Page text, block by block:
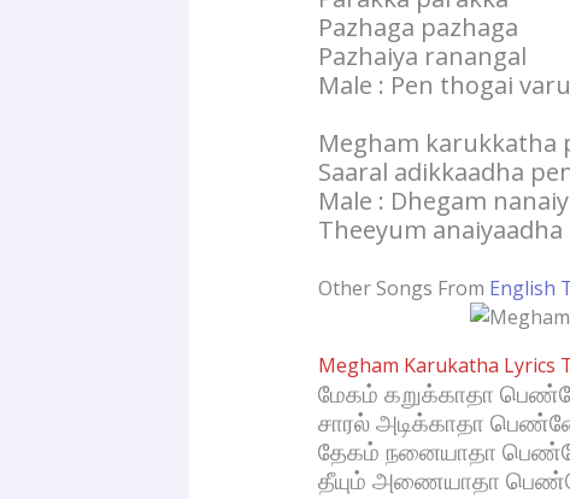
Pazhaga pazhaga
Pazhaiya ranangal
Male : Pen thogai
Megham karukkatha
Saaral adikkaadha
Male : Dhegam
Theeyum anaiyaadha
Other Songs From English
Megham Karukatha Lyrics
மேகம் கறுக்காதா
சாரல் அடிக்காதா
தேகம் நனையாதா
தீயும் அணையாதா